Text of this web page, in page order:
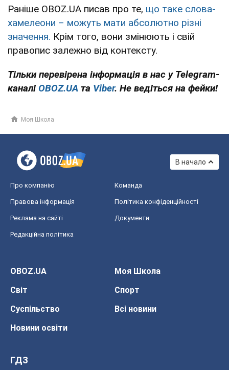
Раніше OBOZ.UA писав про те, що таке слова-
хамелеони – можуть мати абсолютно різні
значення. Крім того, вони змінюють і свій
правопис залежно від контексту.
Тільки перевірена інформація в нас у Telegram-
каналі OBOZ.UA та Viber. Не ведіться на фейки!
Моя Школа
В начало
Про компанію Команда
Правова інформація Політика конфіденційності
Реклама на сайті Документи
Редакційна політика
OBOZ.UA
Моя Школа
Світ
Спорт
Суспільство
Всі новини
Новини освіти
ГДЗ